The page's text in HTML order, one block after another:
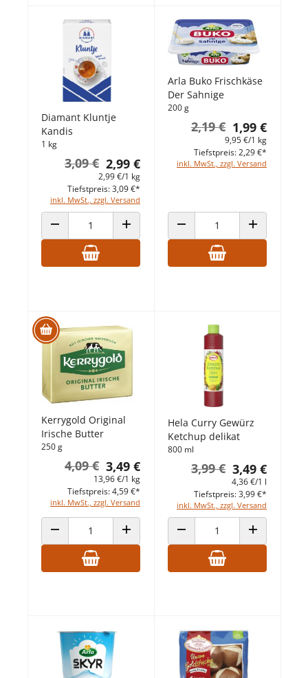
Diamant Kluntje
Kandis
1 kg
2,99 €
3,09 €
2,99 €/1 kg
inkl. MwSt., zzgl. Versand
Tiefstpreis: 3,09 €*
ANZAHL VERRINGERNANZAHL ERHÖHEN
Arla Buko Frischkäse
Der Sahnige
200 g
1,99 €
2,19 €
9,95 €/1 kg
inkl. MwSt., zzgl. Versand
Tiefstpreis: 2,29 €*
ANZAHL VERRINGERNANZAHL
Kerrygold Original
Irische Butter
250 g
3,49 €
4,09 €
13,96 €/1 kg
inkl. MwSt., zzgl. Versand
Tiefstpreis: 4,59 €*
ANZAHL VERRINGERNANZAHL ERHÖHEN
Hela Curry Gewürz
Ketchup delikat
800 ml
3,49 €
3,99 €
4,36 €/1 l
inkl. MwSt., zzgl. Versand
Tiefstpreis: 3,99 €*
ANZAHL VERRINGERNANZAHL